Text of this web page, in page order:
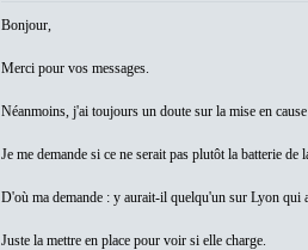
Bonjour,
Merci pour vos messages.
Néanmoins, j'ai toujours un doute sur la mise en
Je me demande si ce ne serait pas plutôt la batterie
D'où ma demande : y aurait-il quelqu'un sur Lyon qui
Juste la mettre en place pour voir si elle charge.